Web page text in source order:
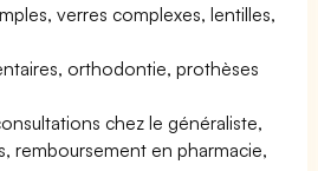
verres complexes, lentilles,
orthodontie, prothèses
chez le généraliste,
remboursement en pharmacie,